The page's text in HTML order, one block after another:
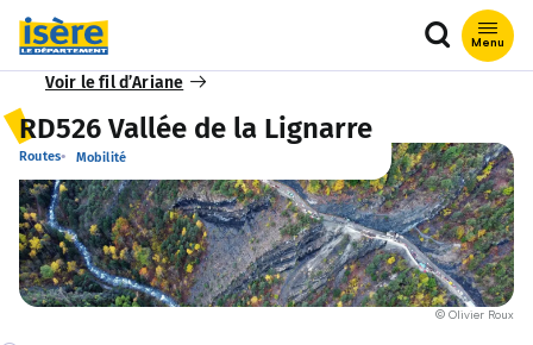
Menu
Que
Voir le fil d’Ariane
RD526 Vallée de la Lignarre
Routes Mobilité
© Olivier Roux